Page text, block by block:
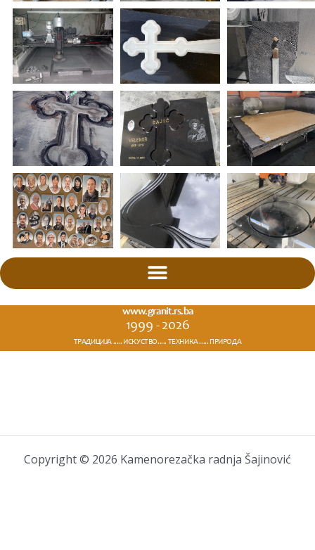
www.granit.rs.ba
1999 - 2026
ТРАДИЦИЈА ..... ИСКУСТВО..... ТЕХНИКА ..... ПРИРОДА
Copyright © 2026 Kamenorezačka radnja Šajinović